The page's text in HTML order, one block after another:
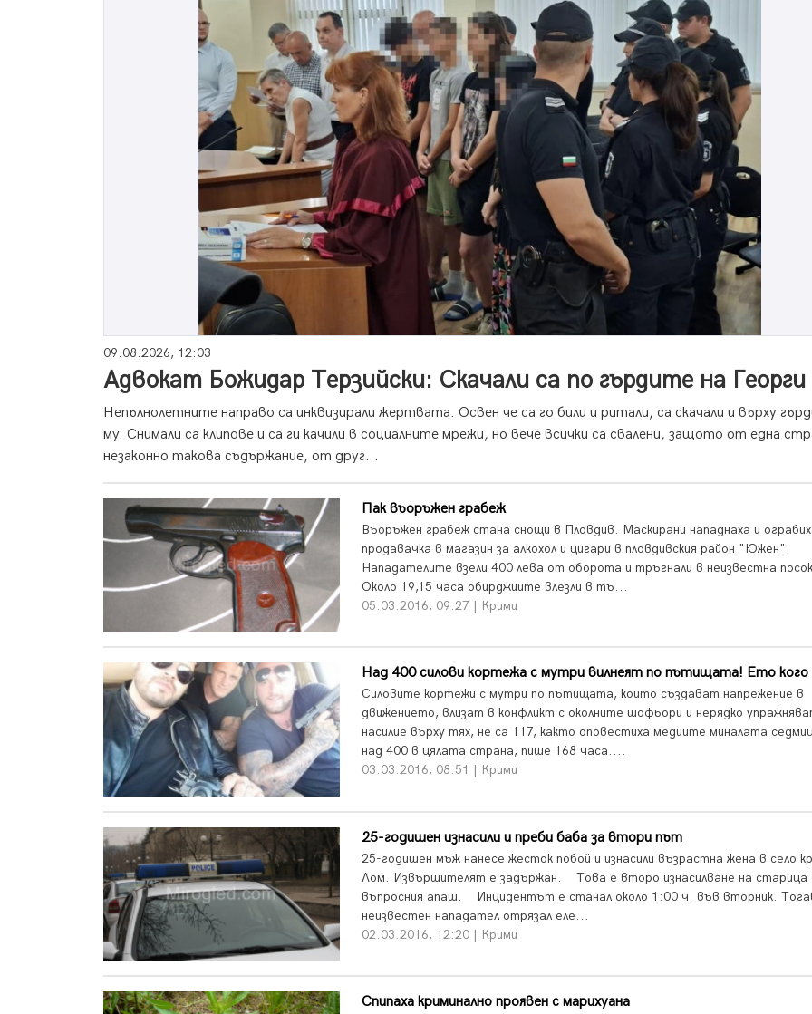
09.08.2026, 12:03
Адвокат Божидар Терзийски: Скачали са по гърдите на Георги
Непълнолетните направо са инквизирали жертвата. Освен че са го били и ритали, са скачали и върху
му. Снимали са клипове и са ги качили в социалните мрежи, но вече всички са свалени, защото от една
незаконно такова съдържание, от друг...
Пак въоръжен грабеж
Въоръжен грабеж стана снощи в Пловдив. Маскирани нападнаха и
продавачка в магазин за алкохол и цигари в пловдивския район "Южен".
Нападателите взели 400 лева от оборота и тръгнали в неизвестна
Около 19,15 часа обирджиите влезли в тъ...
05.03.2016, 09:27 | Крими
Над 400 силови кортежа с мутри вилнеят по пътищата! Ето кого
Силовите кортежи с мутри по пътищата, които създават напрежение в
движението, влизат в конфликт с околните шофьори и нерядко
насилие върху тях, не са 117, както оповестиха медиите миналата
над 400 в цялата страна, пише 168 часа....
03.03.2016, 08:51 | Крими
25-годишен изнасили и преби баба за втори път
25-годишен мъж нанесе жесток побой и изнасили възрастна жена в село
Лом. Извършителят е задържан. Това е второ изнасилване на старица
въпросния апаш. Инцидентът е станал около 1:00 ч. във вторник.
неизвестен нападател отрязал еле...
02.03.2016, 12:20 | Крими
Спипаха криминално проявен с марихуана